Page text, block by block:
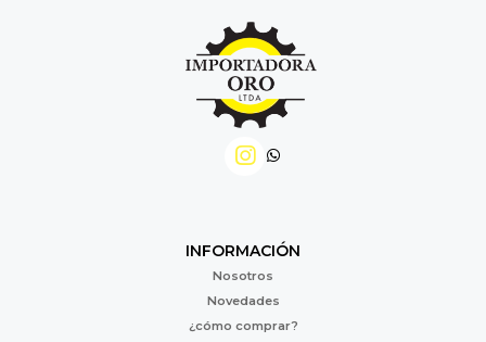
INFORMACIÓN
Nosotros
Novedades
¿cómo comprar?